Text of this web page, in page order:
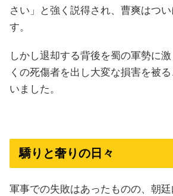
さい」と強く説得され、曹爽はつ
す。
しかし退却する背後を蜀の軍勢に
くの死傷者を出し大変な損害を被
いました。
驕りと奢りの日々
軍事での失敗はあったものの、朝